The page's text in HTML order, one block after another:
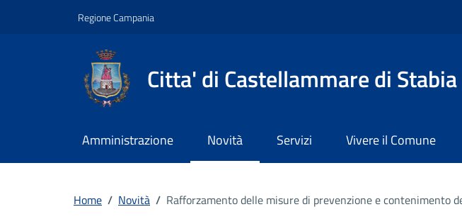
Regione Campania
Citta' di Castellammare di Stabia
Amministrazione Novità Servizi Vivere il Comune
Home / Novità / Rafforzamento delle misure di prevenzione e contenimento